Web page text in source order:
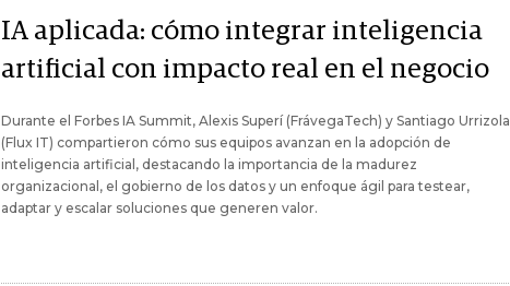
IA aplicada: cómo integrar inteligencia
artificial con impacto real en el negocio
Durante el Forbes IA Summit, Alexis Superí (FrávegaTech) y Santiago Urrizola
(Flux IT) compartieron cómo sus equipos avanzan en la adopción de
inteligencia artificial, destacando la importancia de la madurez
organizacional, el gobierno de los datos y un enfoque ágil para testear,
adaptar y escalar soluciones que generen valor.